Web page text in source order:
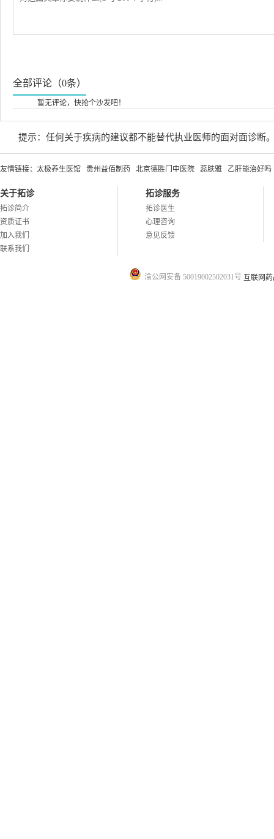
全部评论（0条）
暂无评论，快抢个沙发吧！
提示：任何关于疾病的建议都不能替代执业医师的面对面诊断
友情链接： 太极养生医馆 贵州益佰制药 北京德胜门中医院 蕊肤雅 乙肝能治好吗
关于拓诊
拓诊简介
资质证书
加入我们
联系我们
拓诊服务
拓诊医生
心理咨询
意见反馈
渝公网安备 50019002502031号 互联网